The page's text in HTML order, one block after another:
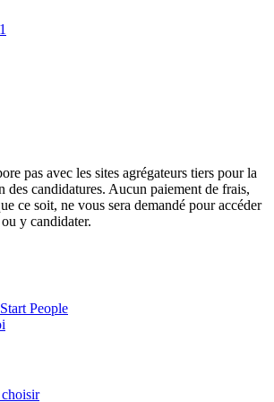
1
pas avec les sites agrégateurs tiers pour la
des candidatures. Aucun paiement de frais,
ce soit, ne vous sera demandé pour accéder
y candidater.
People